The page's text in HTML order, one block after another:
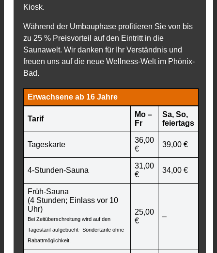
Kiosk.
Während der Umbauphase profitieren Sie von bis
zu 25 % Preisvorteil auf den Eintritt in die
Saunawelt. Wir danken für Ihr Verständnis und
freuen uns auf die neue Wellness-Welt im Phönix-
Bad.
Erwachsene ab 16 Jahre
Tarif
Mo –
Fr
Sa, So,
feiertags
Tageskarte
36,00
€
39,00 €
4-Stunden-Sauna
31,00
€
34,00 €
Früh-Sauna
(4 Stunden; Einlass vor 10
Uhr)
Bei Zeitüberschreitung wird auf den
Tagestarif aufgebucht
Sondertarife ohne
Rabattmöglichkeit.
25,00
€
–